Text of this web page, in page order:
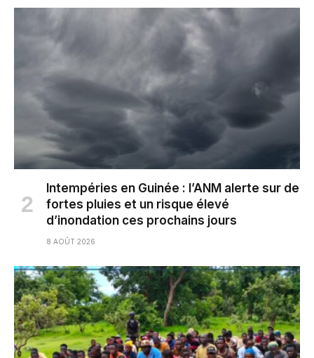
Intempéries en Guinée : l’ANM alerte sur de
fortes pluies et un risque élevé
d’inondation ces prochains jours
8 AOÛT 2026